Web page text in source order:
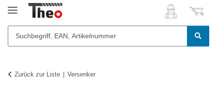
Zurück zur Liste Versenker